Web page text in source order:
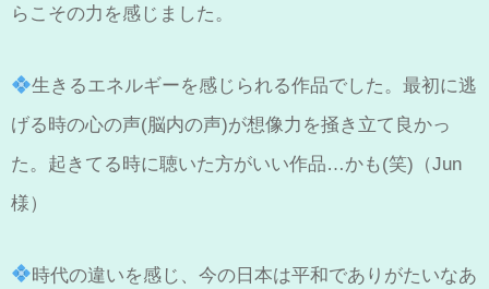
らこその力を感じました。
生きるエネルギーを感じられる作品でした。最初に逃
げる時の心の声(脳内の声)が想像力を掻き立て良かっ
た。起きてる時に聴いた方がいい作品…かも(笑)（Jun
様）
時代の違いを感じ、今の日本は平和でありがたいなあ